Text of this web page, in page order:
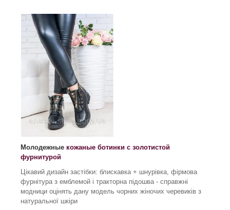
Молодежные кожаные ботинки с золотистой
фурнитурой
Цікавий дизайн застібки: блискавка + шнурівка, фірмова
фурнітура з емблемой і тракторна підошва - справжні
модници оцінять дану модель чорних жіночих черевиків з
натуральної шкіри